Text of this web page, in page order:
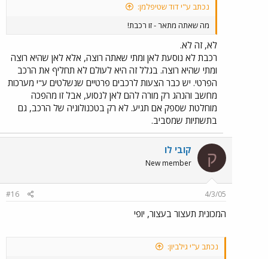
נכתב ע"י דוד שטיפלמן:
מה שאתה מתאר - זו רכבת!
לא, זה לא.
רכבת לא נוסעת לאן ומתי שאתה רוצה, אלא לאן שהיא רוצה
ומתי שהיא רוצה. בגלל זה היא לעולם לא תחליף את הרכב
הפרטי. יש כבר הצעות לרכבים פרטיים שנשלטים ע"י מערכות
מחשב והנהג רק מורה להם לאן לנסוע, אבל זו מהפכה
מוחלטת שספק אם תגיע. לא רק בטכנולוגיה של הרכב, גם
בתשתיות שמסביב.
ק קובי לו
New member
4/3/05
#16
המכונית תעצור בעצור, יופי
נכתב ע"י גילביון: